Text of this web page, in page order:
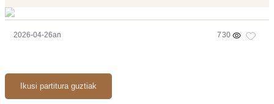
2026-04-26an 730
Ikusi partitura guztiak